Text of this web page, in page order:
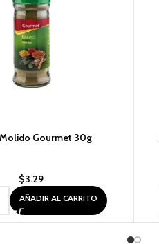
Gourmet 30g
$3.29
AÑADIR AL CARRITO